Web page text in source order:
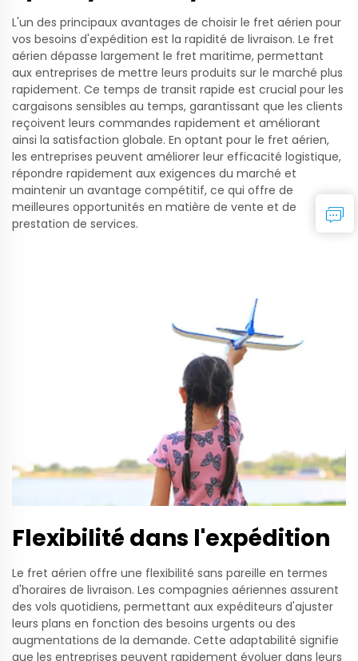
L'un des principaux avantages de choisir le fret aérien pour
vos besoins d'expédition est la rapidité de livraison. Le fret
aérien dépasse largement le fret maritime, permettant
aux entreprises de mettre leurs produits sur le marché plus
rapidement. Ce temps de transit rapide est crucial pour les
cargaisons sensibles au temps, garantissant que les clients
reçoivent leurs commandes rapidement et améliorant
ainsi la satisfaction globale. En optant pour le fret aérien,
les entreprises peuvent améliorer leur efficacité logistique,
répondre rapidement aux exigences du marché et
maintenir un avantage compétitif, ce qui offre de
meilleures opportunités en matière de vente et de
prestation de services.
Flexibilité dans l'expédition
Le fret aérien offre une flexibilité sans pareille en termes
d'horaires de livraison. Les compagnies aériennes assurent
des vols quotidiens, permettant aux expéditeurs d'ajuster
leurs plans en fonction des besoins urgents ou des
augmentations de la demande. Cette adaptabilité signifie
que les entreprises peuvent rapidement évoluer dans leurs